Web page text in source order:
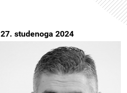
27. studenoga 2024